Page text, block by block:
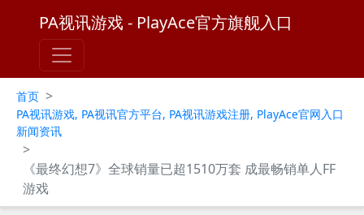
PA视讯游戏 - PlayAce官方旗舰入口
首页 >
PA视讯游戏, PA视讯官方平台, PA视讯游戏注册, PlayAce官网入口
新闻资讯
>
《最终幻想7》全球销量已超1510万套 成最畅销单人FF
游戏